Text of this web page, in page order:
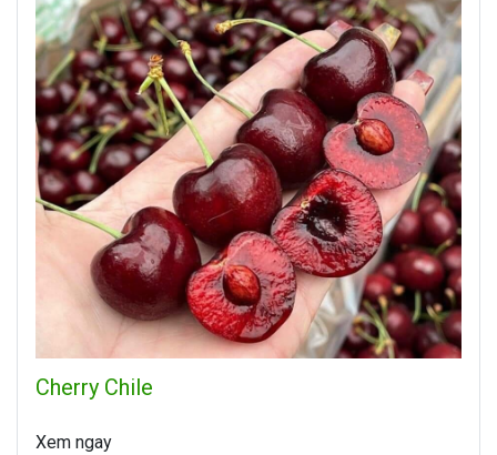
Cherry Chile
Xem ngay